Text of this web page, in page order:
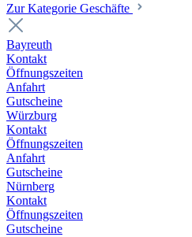
Zur Kategorie Geschäfte
Bayreuth
Kontakt
Öffnungszeiten
Anfahrt
Gutscheine
Würzburg
Kontakt
Öffnungszeiten
Anfahrt
Gutscheine
Nürnberg
Kontakt
Öffnungszeiten
Gutscheine